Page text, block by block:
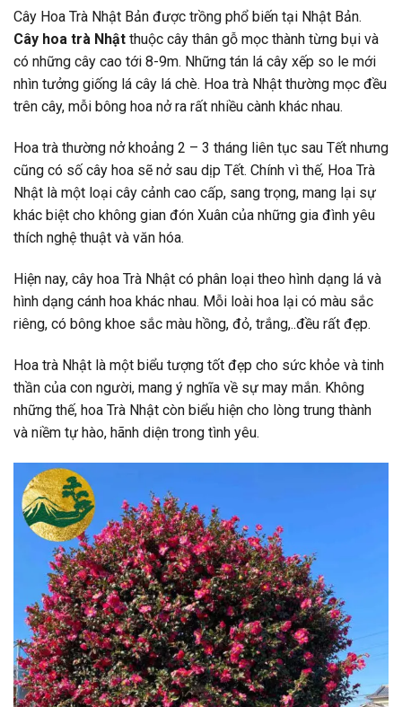
Cây Hoa Trà Nhật Bản được trồng phổ biến tại Nhật Bản.
Cây hoa trà Nhật thuộc cây thân gỗ mọc thành từng bụi và
có những cây cao tới 8-9m. Những tán lá cây xếp so le mới
nhìn tưởng giống lá cây lá chè. Hoa trà Nhật thường mọc đều
trên cây, mỗi bông hoa nở ra rất nhiều cành khác nhau.
Hoa trà thường nở khoảng 2 – 3 tháng liên tục sau Tết nhưng
cũng có số cây hoa sẽ nở sau dịp Tết. Chính vì thế, Hoa Trà
Nhật là một loại cây cảnh cao cấp, sang trọng, mang lại sự
khác biệt cho không gian đón Xuân của những gia đình yêu
thích nghệ thuật và văn hóa.
Hiện nay, cây hoa Trà Nhật có phân loại theo hình dạng lá và
hình dạng cánh hoa khác nhau. Mỗi loài hoa lại có màu sắc
riêng, có bông khoe sắc màu hồng, đỏ, trắng,..đều rất đẹp.
Hoa trà Nhật là một biểu tượng tốt đẹp cho sức khỏe và tinh
thần của con người, mang ý nghĩa về sự may mắn. Không
những thế, hoa Trà Nhật còn biểu hiện cho lòng trung thành
và niềm tự hào, hãnh diện trong tình yêu.